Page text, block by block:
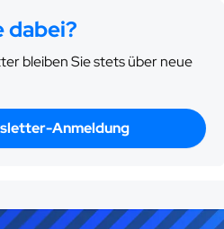
dabei?
bleiben Sie stets über neue
Anmeldung